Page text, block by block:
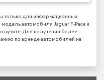
только для информационных
автомобиля Jaguar F-Pace и
Для получения более
по аренде автомобилей на